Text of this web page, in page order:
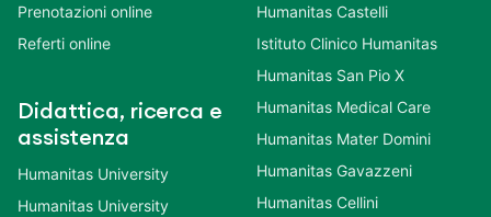
Prenotazioni online
Referti online
Didattica, ricerca e
assistenza
Humanitas University
Humanitas University
Humanitas Castelli
Istituto Clinico Humanitas
Humanitas San Pio X
Humanitas Medical Care
Humanitas Mater Domini
Humanitas Gavazzeni
Humanitas Cellini